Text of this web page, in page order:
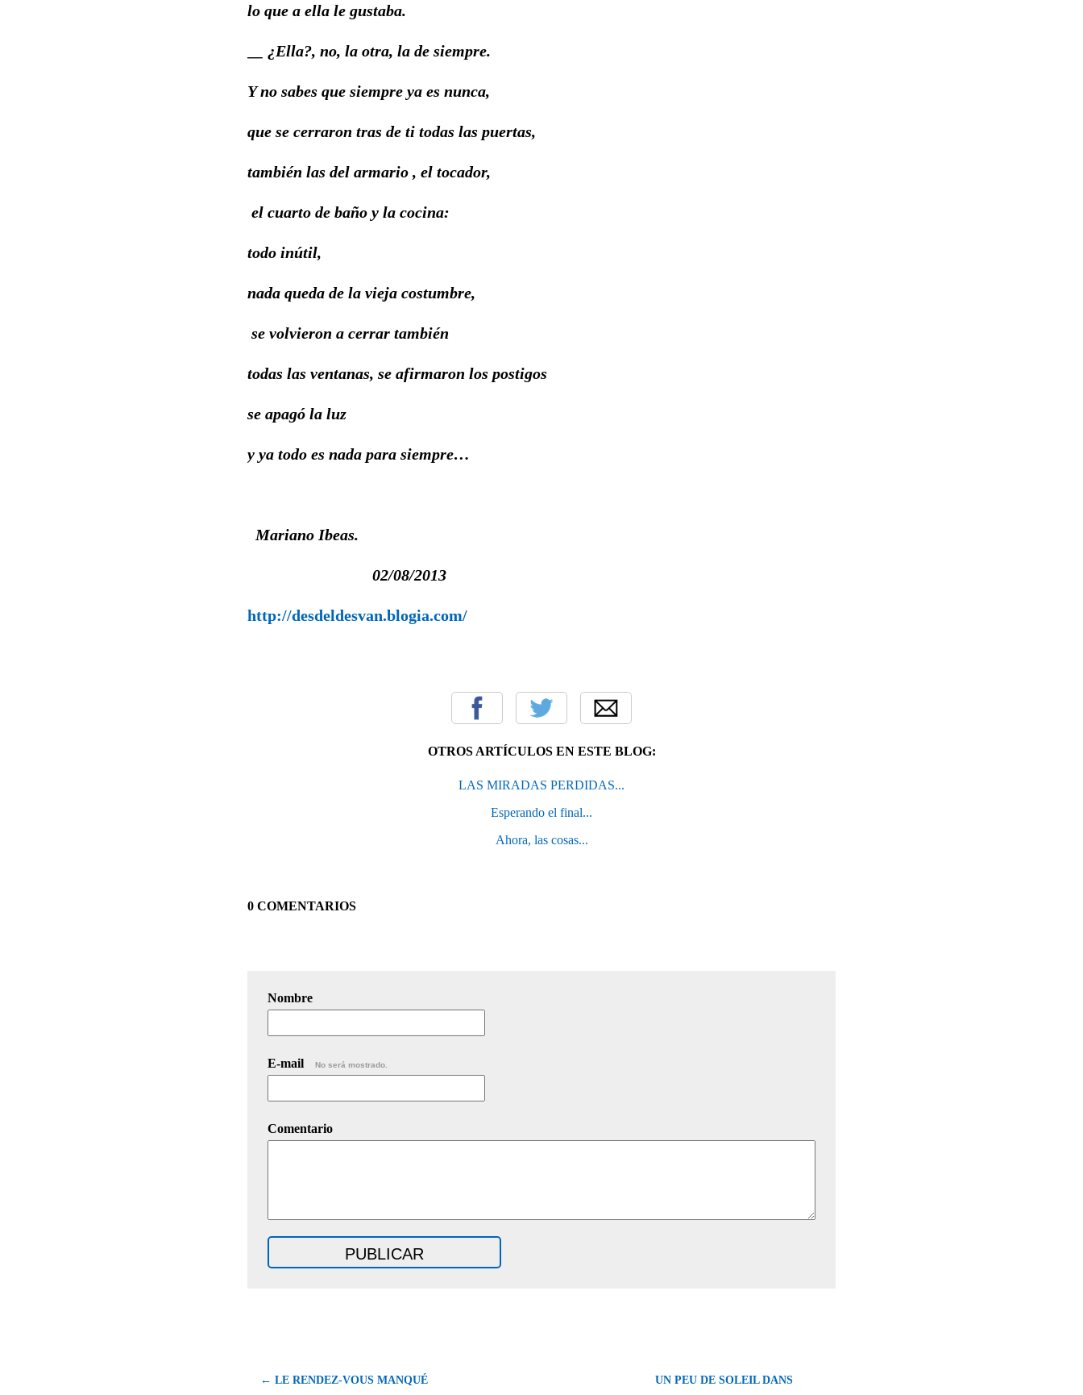
lo que a ella le gustaba.
__ ¿Ella?, no, la otra, la de siempre.
Y no sabes que siempre ya es nunca,
que se cerraron tras de ti todas las puertas,
también las del armario , el tocador,
el cuarto de baño y la cocina:
todo inútil,
nada queda de la vieja costumbre,
se volvieron a cerrar también
todas las ventanas, se afirmaron los postigos
se apagó la luz
y ya todo es nada para siempre…
Mariano Ibeas.
02/08/2013
http://desdeldesvan.blogia.com/
OTROS ARTÍCULOS EN ESTE BLOG:
LAS MIRADAS PERDIDAS...
Esperando el final...
Ahora, las cosas...
0 COMENTARIOS
Nombre
E-mail No será mostrado.
Comentario
← LE RENDEZ-VOUS MANQUÉ UN PEU DE SOLEIL DANS